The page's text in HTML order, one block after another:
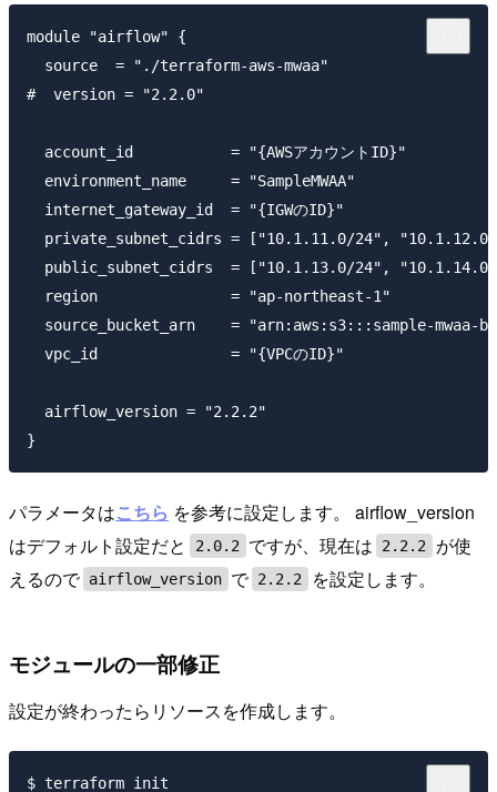
module "airflow" {
  source  = "./terraform-aws-mwaa"
#  version = "2.2.0"
  account_id           = "{AWSアカウントID}"
  environment_name     = "SampleMWAA"
  internet_gateway_id  = "{IGWのID}"
private_subnet_cidrs = ["10.1.11.0/24",
public_subnet_cidrs  = ["10.1.13.0/24",
  region               = "ap-northeast-1"
source_bucket_arn    = "arn:aws:s3:::sample-mwaa-
  vpc_id               = "{VPCのID}"
  airflow_version = "2.2.2"
パラメータはこちら を参考に設定します。 airflow_version
はデフォルト設定だと
2.0.2 ですが、現在は 2.2.2
が使
えるので airflow_version で 2.2.2 を設定します。
モジュールの一部修正
設定が終わったらリソースを作成します。
$ terraform init